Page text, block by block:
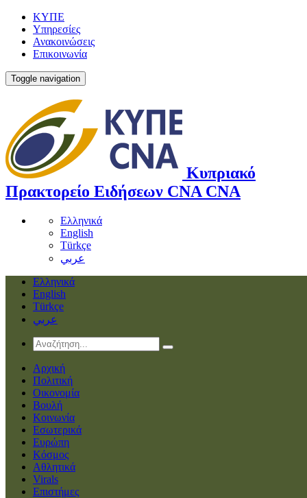
ΚΥΠΕ
Υπηρεσίες
Ανακοινώσεις
Επικοινωνία
Toggle navigation
Κυπριακό
Πρακτορείο Ειδήσεων CNA CNA
Ελληνικά
English
Türkçe
عربي
Ελληνικά
English
Türkçe
عربي
Αρχική
Πολιτική
Οικονομία
Βουλή
Κοινωνία
Εσωτερικά
Ευρώπη
Κόσμος
Αθλητικά
Virals
Επιστήμες